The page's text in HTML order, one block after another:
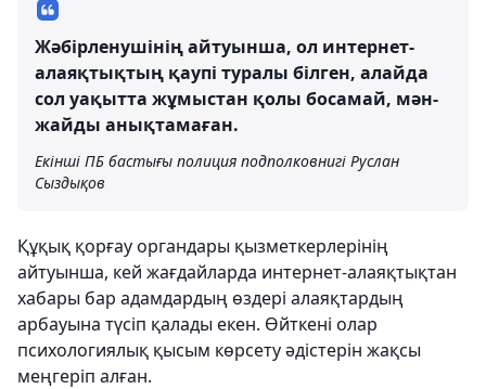
Жәбірленушінің айтуынша, ол интернет-
алаяқтықтың қаупі туралы білген, алайда
сол уақытта жұмыстан қолы босамай, мән-
жайды анықтамаған.
Екінші ПБ бастығы полиция подполковнигі Руслан
Сыздықов
Құқық қорғау органдары қызметкерлерінің
айтуынша, кей жағдайларда интернет-алаяқтықтан
хабары бар адамдардың өздері алаяқтардың
арбауына түсіп қалады екен. Өйткені олар
психологиялық қысым көрсету әдістерін жақсы
меңгеріп алған.